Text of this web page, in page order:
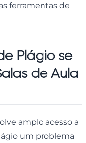
ferramentas de
Plágio se
de Aula
amplo acesso a
um problema